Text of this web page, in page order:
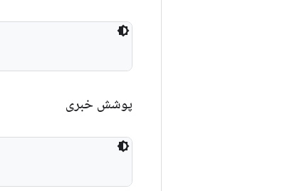
پوشش خبری